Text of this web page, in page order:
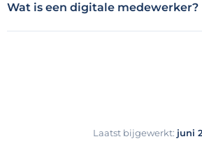
Wat is een digitale medewerker?
Laatst bijgewerkt: juni